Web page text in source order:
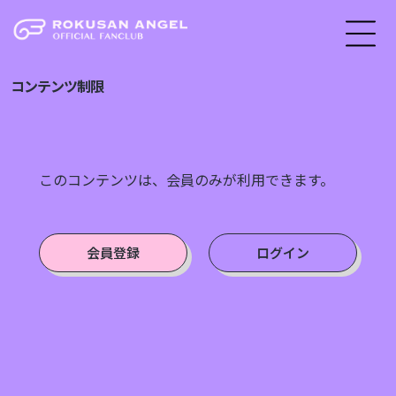
コンテンツ制限
このコンテンツは、会員のみが利用できます。
会員登録 ログイン